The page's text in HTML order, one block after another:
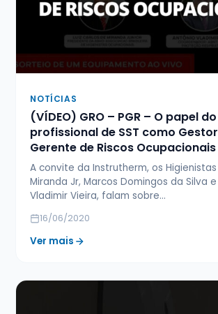
NOTÍCIAS
(VÍDEO) GRO – PGR – O papel do
profissional de SST como
Gerente de Riscos Ocupacionais
A convite da Instrutherm, os Higienistas
Miranda Jr, Marcos Domingos da Silva
Vladimir Vieira, falam sobre…
16/06/2020
Ver mais